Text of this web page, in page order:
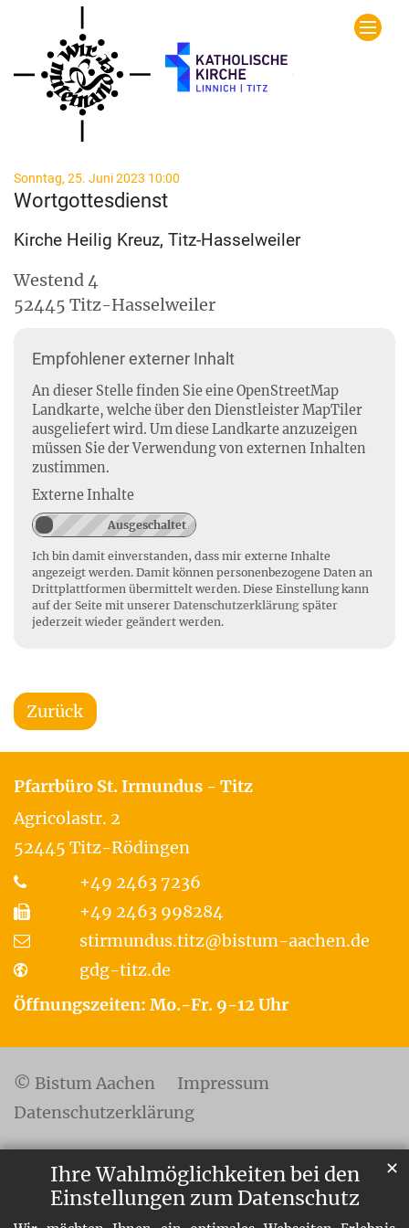
Ihre Wahlmöglichkeiten bei den
Einstellungen zum Datenschutz
✕
Zum Inhalt springen
Sonntag, 25. Juni 2023 10:00
Wortgottesdienst
Kirche Heilig Kreuz, Titz-Hasselweiler
Westend 4
52445 Titz-Hasselweiler
Empfohlener externer Inhalt
An dieser Stelle finden Sie eine OpenStreetMap
Landkarte, welche über den Dienstleister MapTiler
ausgeliefert wird. Um diese Landkarte anzuzeigen
müssen Sie der Verwendung von externen Inhalten
zustimmen.
Externe Inhalte
Ich bin damit einverstanden, dass mir externe Inhalte
angezeigt werden. Damit können personenbezogene Daten an
Drittplattformen übermittelt werden. Diese Einstellung kann
auf der Seite mit unserer Datenschutzerklärung später
jederzeit wieder geändert werden.
Zurück
Pfarrbüro St. Irmundus - Titz
Agricolastr. 2
52445 Titz-Rödingen
+49 2463 7236
+49 2463 998284
stirmundus.titz@bistum-aachen.de
gdg-titz.de
Öffnungszeiten: Mo.-Fr. 9-12 Uhr
© Bistum Aachen
Impressum
Datenschutzerklärung